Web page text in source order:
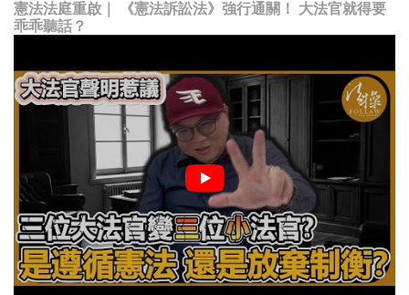
憲法法庭重啟｜ 《憲法訴訟法》強行通關！ 大法官就得要
乖乖聽話？